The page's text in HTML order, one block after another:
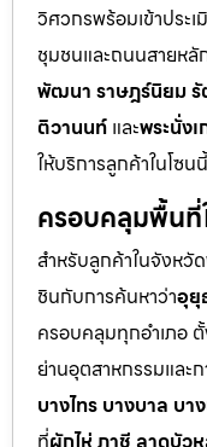
วิศวกรพร้อมเข้าประ
ชุมชนและถนนสายหลั
พัฒนา ราษฎร์นิยม รั
ติวานนท์ และพระนั่งเ
ให้บริการลูกค้าในโซนนี้
ครอบคลุมพื้นที่
สำหรับลูกค้าในจังหวั
ชินกับการค้นหาว่าอุยุ
ครอบคลุมทุกอำเภอ
ย่านอุตสาหกรรมและ
บางไทร บางบาล บา